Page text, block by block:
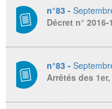
n°83 -
Décret n°
n°83 -
Arrêtés des